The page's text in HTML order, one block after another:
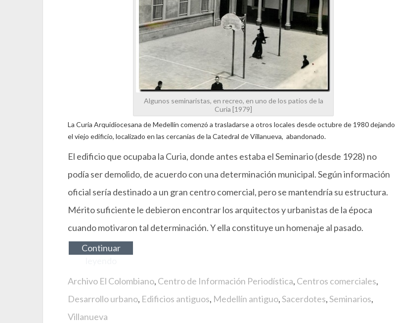
Algunos seminaristas, en recreo, en uno de los patios de la
Curia [1979]
La Curia Arquidiocesana de Medellín comenzó a trasladarse a otros locales desde octubre de 1980 dejando
el viejo edificio, localizado en las cercanías de la Catedral de Villanueva, abandonado.
El edificio que ocupaba la Curia, donde antes estaba el Seminario (desde 1928) no
podía ser demolido, de acuerdo con una determinación municipal. Según información
oficial sería destinado a un gran centro comercial, pero se mantendría su estructura.
Mérito suficiente le debieron encontrar los arquitectos y urbanistas de la época
cuando motivaron tal determinación. Y ella constituye un homenaje al pasado.
Continuar
Archivo El Colombiano, Centro de Información Periodística, Centros comerciales,
Desarrollo urbano, Edificios antiguos, Medellín antiguo,Sacerdotes,Seminarios,
Villanueva